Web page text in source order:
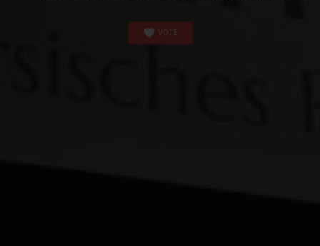
favorite VOTE